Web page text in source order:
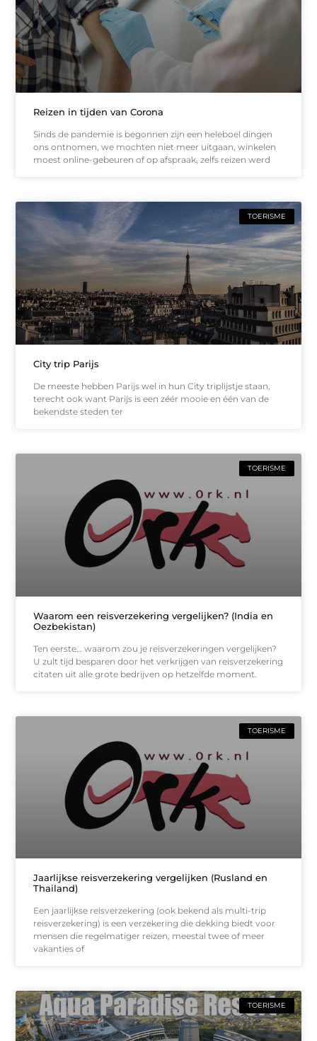
Reizen in tijden van Corona
Sinds de pandemie is begonnen zijn een heleboel dingen
ons ontnomen, we mochten niet meer uitgaan, winkelen
moest online-gebeuren of op afspraak, zelfs reizen werd
TOERISME
City trip Parijs
De meeste hebben Parijs wel in hun City triplijstje staan,
terecht ook want Parijs is een zéér mooie en één van de
bekendste steden ter
TOERISME
Waarom een reisverzekering vergelijken? (India en
Oezbekistan)
Ten eerste… waarom zou je reisverzekeringen vergelijken?
U zult tijd besparen door het verkrijgen van reisverzekering
citaten uit alle grote bedrijven op hetzelfde moment.
TOERISME
Jaarlijkse reisverzekering vergelijken (Rusland en
Thailand)
Een jaarlijkse reisverzekering (ook bekend als multi-trip
reisverzekering) is een verzekering die dekking biedt voor
mensen die regelmatiger reizen, meestal twee of meer
vakanties of
TOERISME